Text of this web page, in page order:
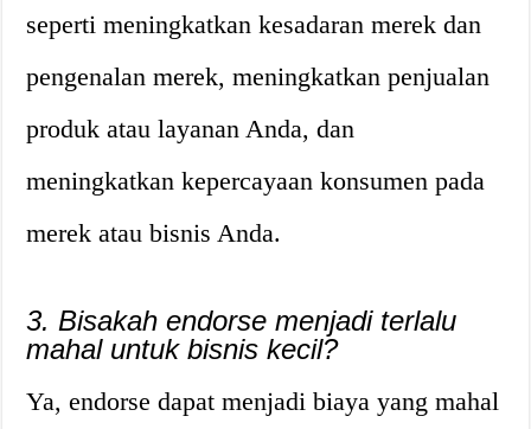
seperti meningkatkan kesadaran merek dan
pengenalan merek, meningkatkan penjualan
produk atau layanan Anda, dan
meningkatkan kepercayaan konsumen pada
merek atau bisnis Anda.
3. Bisakah endorse menjadi terlalu
mahal untuk bisnis kecil?
Ya, endorse dapat menjadi biaya yang mahal